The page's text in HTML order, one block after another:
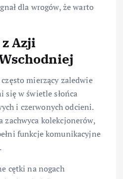
dla wrogów, że warto
Azji
mierzący zaledwie
w świetle słońca
i czerwonych odcieni.
zachwyca kolekcjonerów,
funkcje komunikacyjne
cętki na nogach